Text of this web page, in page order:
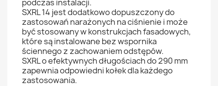
podczas instalacji.
SXRL 14 jest dodatkowo dopuszczony do
zastosowań narażonych na ciśnienie i może
być stosowany w konstrukcjach fasadowych,
które są instalowane bez wspornika
ściennego z zachowaniem odstępów.
SXRL o efektywnych długościach do 290 mm
zapewnia odpowiedni kołek dla każdego
zastosowania.